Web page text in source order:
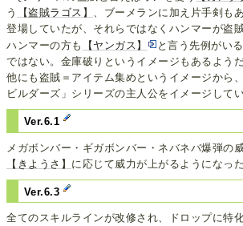
う
【盗賊ラゴス】 、ブーメランに加え片手剣も
登場していたが、それらではなくハンマーが盗
ハンマーの方も
【ヤンガス】
と言う先例がい
ではない。金庫破りというイメージもあるようだ
他にも盗賊＝アイテム集めというイメージから
ビルダーズ」シリーズの主人公をイメージして
Ver.6.1
メガボンバー・ギガボンバー・ネバネバ爆弾の
【きようさ】 に応じて威力が上がるようになった
Ver.6.3
全てのスキルラインが改修され、ドロップに特